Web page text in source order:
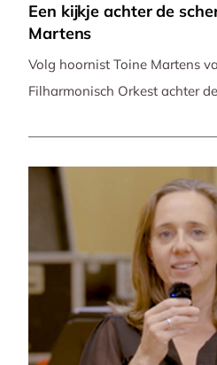
Een kijkje achter de
Martens
Volg hoornist Toine Martens
Filharmonisch Orkest achter